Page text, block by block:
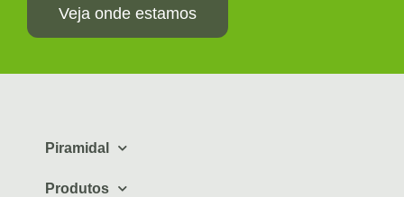
Veja onde estamos
Piramidal
Produtos